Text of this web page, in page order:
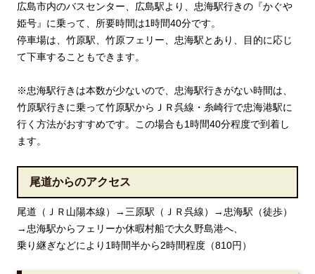
広島市内のバスセンター、広島駅より、忠海駅行きの『かぐや
姫号』に乗って、所要時間は1時間40分です。
停車場は、竹原駅、竹原フェリー、忠海駅とあり、目的に応じ
て下車することもできます。
※忠海駅行きは本数が少ないので、忠海駅行きがない時間は、
竹原駅行きに乗って竹原駅からＪＲ呉線・糸崎行で忠海港駅に
行く方法がおすすめです。この場合も1時間40分程度で到着し
ます。
尾道からのアクセス
尾道（ＪＲ山陽本線）→三原駅（ＪＲ呉線）→忠海駅（徒歩）
→忠海駅からフェリーか休暇村船で大久野島港へ、
乗り継ぎなどにより1時間半から2時間程度（810円）